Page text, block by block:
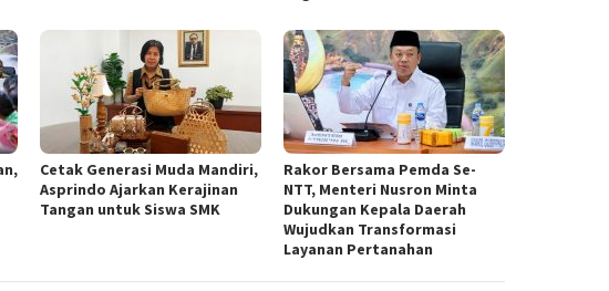
Cetak Generasi Muda Mandiri,
Asprindo Ajarkan Kerajinan
Tangan untuk Siswa SMK
‎Rakor Bersama Pemda Se-
NTT, Menteri Nusron Minta
Dukungan Kepala Daerah
Wujudkan Transformasi
Layanan Pertanahan